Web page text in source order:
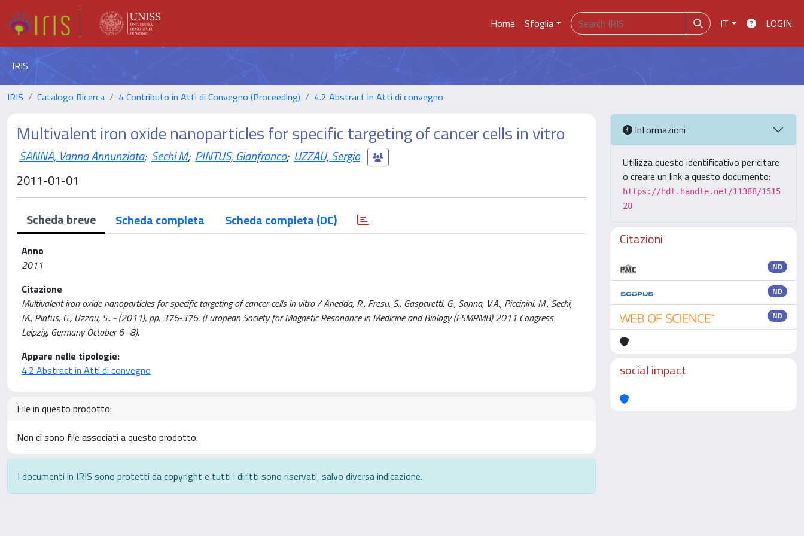
Home Sfoglia IT LOGIN
IRIS
IRIS Catalogo Ricerca 4 Contributo in Atti di Convegno (Proceeding) 4.2 Abstract in Atti di convegno
Multivalent iron oxide nanoparticles for specific targeting of cancer cells in vitro
SANNA, Vanna Annunziata; Sechi M; PINTUS, Gianfranco; UZZAU, Sergio
2011-01-01
Scheda breve Scheda completa Scheda completa (DC)
Anno
2011
Citazione
Multivalent iron oxide nanoparticles for specific targeting of cancer cells in vitro / Anedda, R., Fresu, S., Gasparetti, G., Sanna, V.A., Piccinini, M., Sechi,
M., Pintus, G., Uzzau, S.. - (2011), pp. 376-376. (European Society for Magnetic Resonance in Medicine and Biology (ESMRMB) 2011 Congress
Leipzig, Germany October 6–8).
Appare nelle tipologie:
4.2 Abstract in Atti di convegno
File in questo prodotto:
Non ci sono file associati a questo prodotto.
I documenti in IRIS sono protetti da copyright e tutti i diritti sono riservati, salvo diversa indicazione.
Informazioni
Utilizza questo identificativo per citare
o creare un link a questo documento:
https://hdl.handle.net/11388/1515
20
Citazioni
ND
ND
ND
social impact